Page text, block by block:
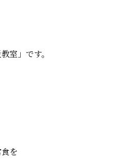
室」です。
を